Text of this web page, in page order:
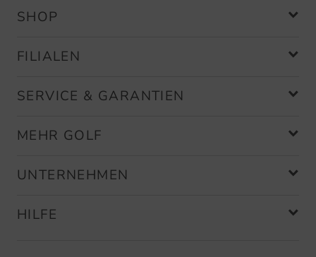
SHOP
FILIALEN
SERVICE & GARANTIEN
MEHR GOLF
UNTERNEHMEN
HILFE